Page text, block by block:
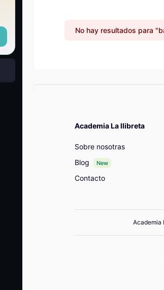
No hay resultados para
Academia La llibreta
Sobre nosotras
Blog
New
Contacto
Academia